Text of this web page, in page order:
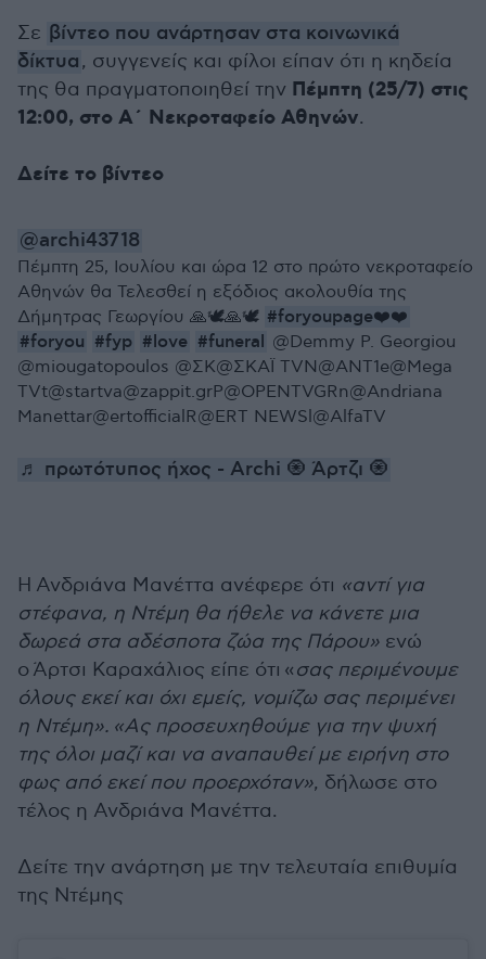
Σε βίντεο που ανάρτησαν στα κοινωνικά
δίκτυα, συγγενείς και φίλοι είπαν ότι η κηδεία
της θα πραγματοποιηθεί την Πέμπτη (25/7) στις
12:00, στο Α΄ Νεκροταφείο Αθηνών.
Δείτε το βίντεο
@archi43718
Πέμπτη 25, Ιουλίου και ώρα 12 στο πρώτο νεκροταφείο
Αθηνών θα Τελεσθεί η εξόδιος ακολουθία της
Δήμητρας Γεωργίου 🙏🕊️🙏🕊️ #foryoupage❤️❤️
#foryou #fyp #love #funeral @Demmy P. Georgiou
@miougatopoulos @ΣΚ@ΣΚΑΪ TVN@ANT1e@Mega
TVt@startva@zappit.grP@OPENTVGRn@Andriana
Manettar@ertofficialR@ERT NEWSl@AlfaTV
♬ πρωτότυπος ήχος - Archi 🧿 Άρτζι 🧿
Η Ανδριάνα Μανέττα ανέφερε ότι «αντί για
στέφανα, η Ντέμη θα ήθελε να κάνετε μια
δωρεά στα αδέσποτα ζώα της Πάρου» ενώ
ο Άρτσι Καραχάλιος είπε ότι «σας περιμένουμε
όλους εκεί και όχι εμείς, νομίζω σας περιμένει
η Ντέμη». «Ας προσευχηθούμε για την ψυχή
της όλοι μαζί και να αναπαυθεί με ειρήνη στο
φως από εκεί που προερχόταν», δήλωσε στο
τέλος η Ανδριάνα Μανέττα.
Δείτε την ανάρτηση με την τελευταία επιθυμία
της Ντέμης